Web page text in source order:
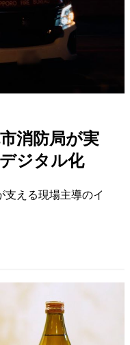
消防局が実
ジタル化
支える現場主導のイ